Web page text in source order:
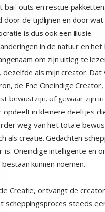
is dus ook een illusie.
in de natuur en
om zijn uitleg te
dezelfde als mijn creator.
de Ene Oneindige
bewustzijn, of gewaar zijn
in kleinere deeltjes
weg van het totale
als creatie. Gedachten
is. Oneindige intelligente en
kunnen noemen.
Creatie, ontvangt de
scheppingsproces
en die beginnen